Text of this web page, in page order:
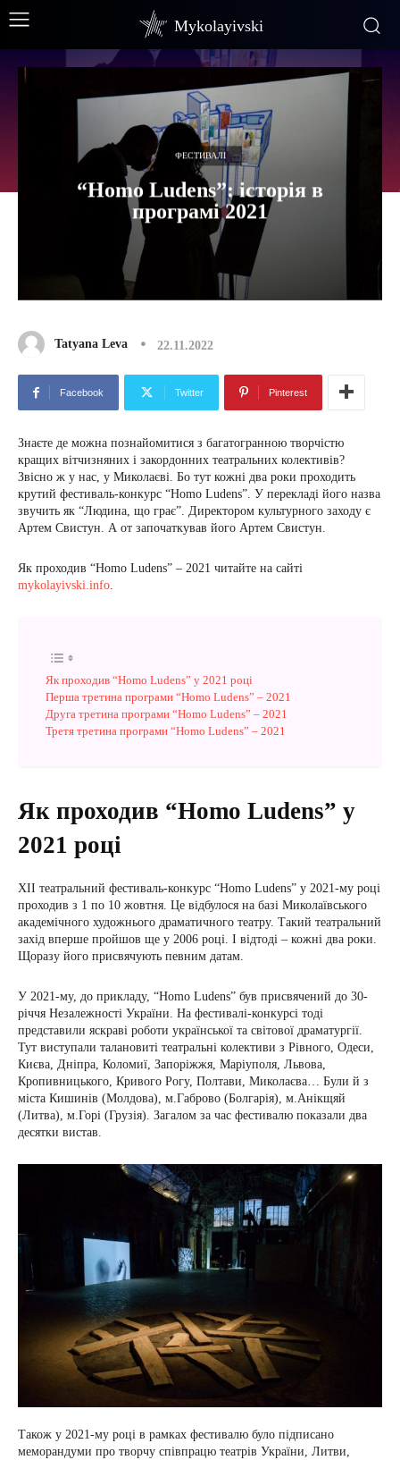
Mykolayivski
ФЕСТИВАЛІ
“Homo Ludens”: історія в
програмі 2021
Tatyana Leva 22.11.2022
Facebook Twitter Pinterest
Знаєте де можна познайомитися з багатогранною творчістю
кращих вітчизняних і закордонних театральних колективів?
Звісно ж у нас, у Миколаєві. Бо тут кожні два роки проходить
крутий фестиваль-конкурс “Homo Ludens”. У перекладі його назва
звучить як “Людина, що грає”. Директором культурного заходу є
Артем Свистун. А от започаткував його Артем Свистун.
Як проходив “Homo Ludens” – 2021 читайте на сайті
mykolayivski.info.
Як проходив “Homo Ludens” у 2021 році
Перша третина програми “Homo Ludens” – 2021
Друга третина програми “Homo Ludens” – 2021
Третя третина програми “Homo Ludens” – 2021
Як проходив “Homo Ludens” у
2021 році
XII театральний фестиваль-конкурс “Homo Ludens” у 2021-му році
проходив з 1 по 10 жовтня. Це відбулося на базі Миколаївського
академічного художнього драматичного театру. Такий театральний
захід вперше пройшов ще у 2006 році. І відтоді – кожні два роки.
Щоразу його присвячують певним датам.
У 2021-му, до прикладу, “Homo Ludens” був присвячений до 30-
річчя Незалежності України. На фестивалі-конкурсі тоді
представили яскраві роботи української та світової драматургії.
Тут виступали талановиті театральні колективи з Рівного, Одеси,
Києва, Дніпра, Коломиї, Запоріжжя, Маріуполя, Львова,
Кропивницького, Кривого Рогу, Полтави, Миколаєва… Були й з
міста Кишинів (Молдова), м.Габрово (Болгарія), м.Анікщяй
(Литва), м.Горі (Грузія). Загалом за час фестивалю показали два
десятки вистав.
Також у 2021-му році в рамках фестивалю було підписано
меморандуми про творчу співпрацю театрів України, Литви,